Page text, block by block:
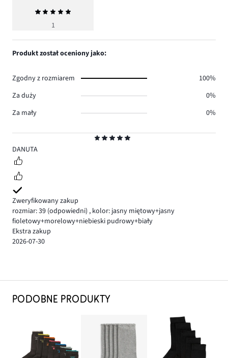
5
DANUTA
Zweryfikowany zakup
rozmiar: 39 (odpowiedni) , kolor: jasny miętowy+jasny
fioletowy+morelowy+niebieski pudrowy+biały
Ekstra zakup
2026-07-30
Średnia
ocena
1
Produkt został oceniony jako:
Zgodny z rozmiarem
100%
Za duży
0%
Za mały
0%
PODOBNE PRODUKTY